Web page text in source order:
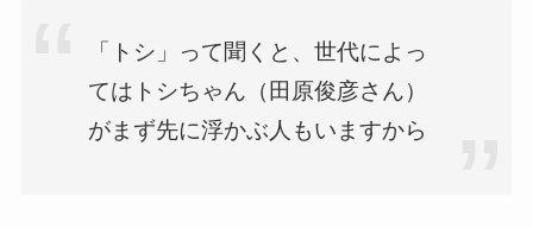
「トシ」って聞くと、世代によっ
てはトシちゃん（田原俊彦さん）
がまず先に浮かぶ人もいますから